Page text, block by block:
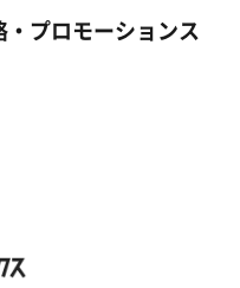
プロモーションス